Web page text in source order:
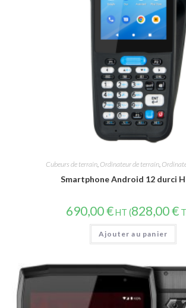
Cubeurs de terrain, Ordinateur de terrain,
Smartphone Android 12 durci
690,00€HT (828,00€
Ajouter au panier